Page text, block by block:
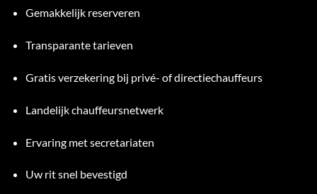
Gemakkelijk reserveren
Transparante tarieven
Gratis verzekering bij privé- of directiechauffeurs
Landelijk chauffeursnetwerk
Ervaring met secretariaten
Uw rit snel bevestigd